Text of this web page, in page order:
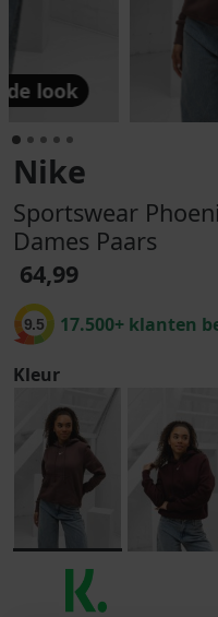
de look
Nike
Sportswear
Dames Paars
64,99
9.5 17.500+ klanten
Kleur